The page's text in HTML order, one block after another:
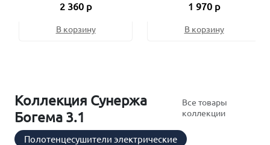
2 360 р
В корзину
1 970 р
В корзину
Коллекция Сунержа
Богема 3.1
Все товары
коллекции
Полотенцесушители электрические